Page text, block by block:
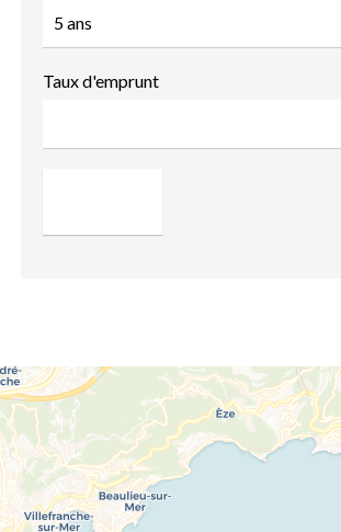
Taux d'emprunt